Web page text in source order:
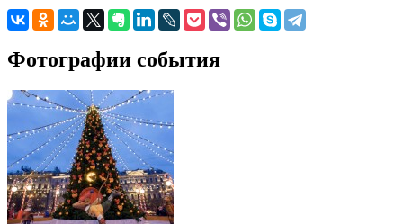
Фотографии события